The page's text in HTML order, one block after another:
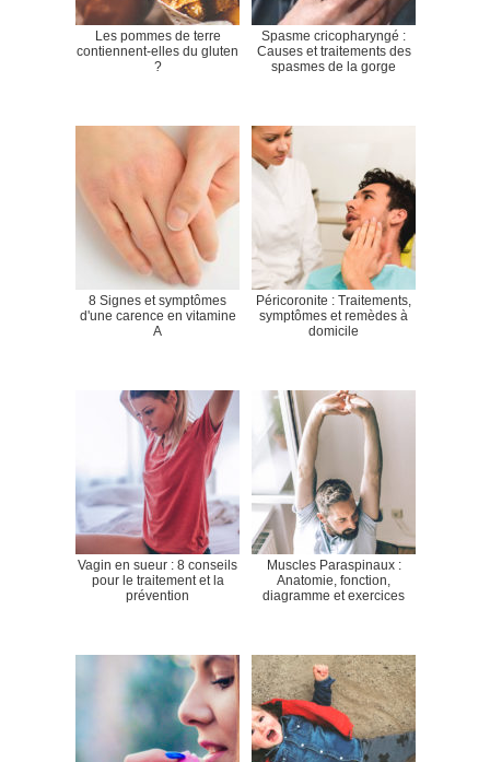
Les pommes de terre
contiennent-elles du gluten
?
Spasme cricopharyngé :
Causes et traitements des
spasmes de la gorge
8 Signes et symptômes
d'une carence en vitamine
A
Péricoronite : Traitements,
symptômes et remèdes à
domicile
Vagin en sueur : 8 conseils
pour le traitement et la
prévention
Muscles Paraspinaux :
Anatomie, fonction,
diagramme et exercices